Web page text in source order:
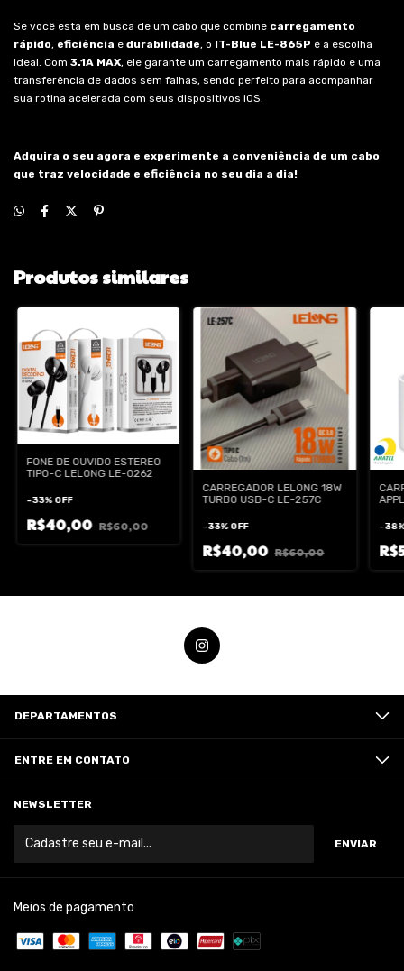
Se você está em busca de um cabo que combine carregamento
rápido, eficiência e durabilidade, o IT-Blue LE-865P é a escolha
ideal. Com 3.1A MAX, ele garante um carregamento mais rápido e uma
transferência de dados sem falhas, sendo perfeito para acompanhar
sua rotina acelerada com seus dispositivos iOS.
Adquira o seu agora e experimente a conveniência de um cabo
que traz velocidade e eficiência no seu dia a dia!
Produtos similares
FONE DE OUVIDO ESTEREO
TIPO-C LELONG LE-0262
-33%OFF
R$40,00 R$60,00
CARREGADOR LELONG 18W
TURBO USB-C LE-257C
-33%OFF
R$40,00 R$60,00
-38
DEPARTAMENTOS
ENTRE EM CONTATO
NEWSLETTER
Meios de pagamento